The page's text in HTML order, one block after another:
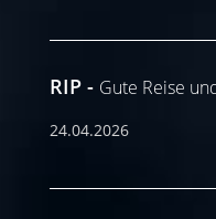
RIP Gute Reise
24.04.2026